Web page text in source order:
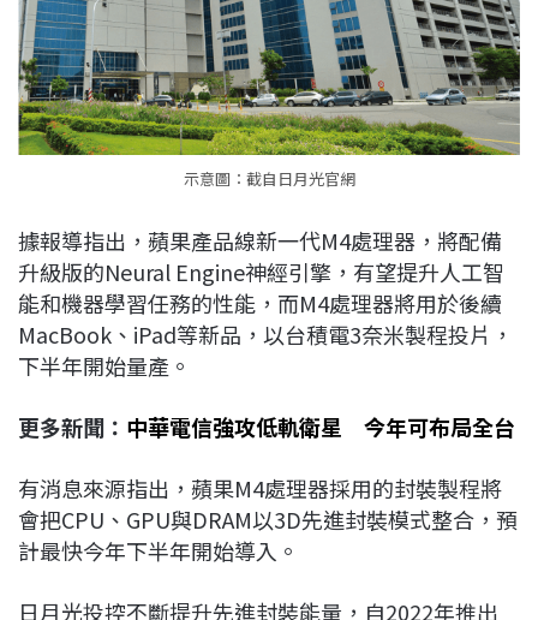
示意圖：截自日月光官網
據報導指出，蘋果產品線新一代M4處理器，將配備
升級版的Neural Engine神經引擎，有望提升人工智
能和機器學習任務的性能，而M4處理器將用於後續
MacBook、iPad等新品，以台積電3奈米製程投片，
下半年開始量產。
更多新聞： 中華電信強攻低軌衛星 今年可布局全台
有消息來源指出，蘋果M4處理器採用的封裝製程將
會把CPU、GPU與DRAM以3D先進封裝模式整合，預
計最快今年下半年開始導入。
日月光投控不斷提升先進封裝能量，自2022年推出